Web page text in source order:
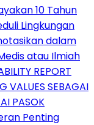
10 Tahun
Lingkungan
dalam
atau Ilmiah
REPORT
VALUES SEBAGAI
PASOK
Penting